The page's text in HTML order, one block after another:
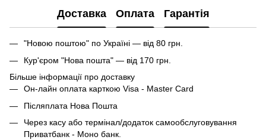
Доставка Оплата Гарантія
"Новою поштою" по Україні — від 80 грн.
Кур'єром "Нова пошта" — від 170 грн.
Більше інформації про доставку
Он-лайн оплата карткою Visa - Master Card
Післяплата Нова Пошта
Через касу або термінал/додаток самообслуговування
Приватбанк - Моно банк.